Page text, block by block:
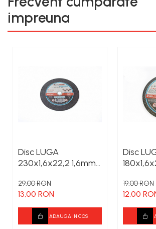
impreuna
Disc LUGA
230x1,6x22,2 1,6mm
29,00 RON
13,00 RON
ADAUGA IN COS
Disc
19,00 RON
12,00